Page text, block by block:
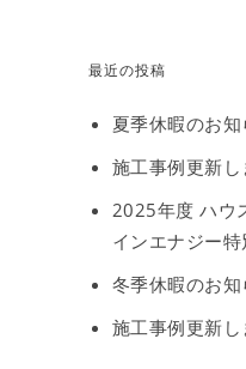
最近の投稿
夏季休暇のお知
施工事例更新し
2025年度 ハウ
インエナジー
冬季休暇のお知
施工事例更新し